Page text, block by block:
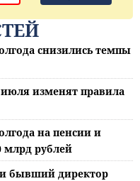
снизились темпы
июля изменят правила
на пенсии и
млрд рублей
бывший директор